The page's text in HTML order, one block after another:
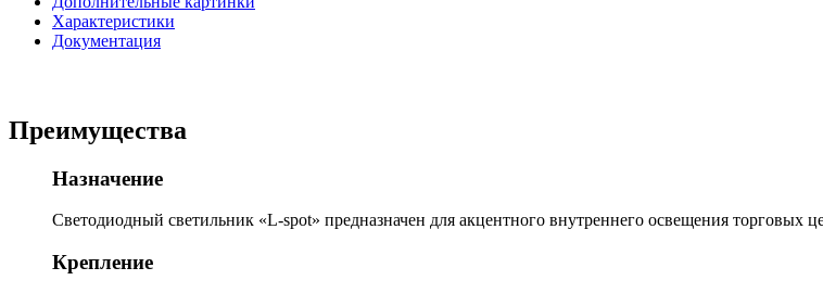
Характеристики
Документация
Преимущества
Назначение
Светодиодный светильник «L-spot» предназначен для акцентного внутреннего освещения торговых
Крепление